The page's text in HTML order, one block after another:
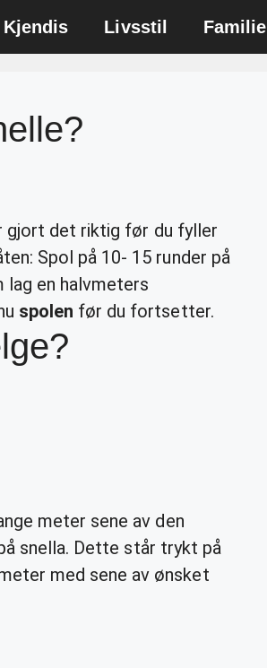
Kjendis Livsstil Familie
gjort det riktig før du fyller
Spol på 10- 15 runder på
en halvmeters
spolen før du fortsetter.
meter sene av den
snella. Dette står trykt på
med sene av ønsket